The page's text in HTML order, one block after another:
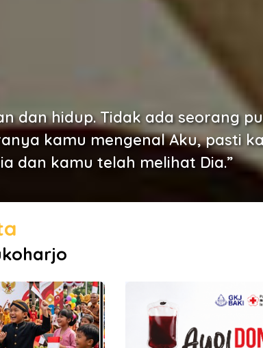
dan hidup. Tidak ada seorang
kamu mengenal Aku, pasti
dan kamu telah melihat Dia.”